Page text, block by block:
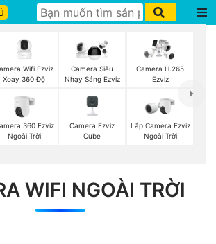
Wifi Ezviz
Xoay 360 Độ
Camera Siêu
Nhạy Sáng Ezviz
Camera H.265
Ezviz
360 Ezviz
Ngoài Trời
Camera Ezviz
Cube
Lắp Camera Ezviz
Ngoài Trời
WIFI NGOÀI TRỜI